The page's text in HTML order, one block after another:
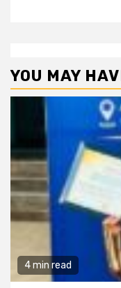
YOU MAY
4 min read